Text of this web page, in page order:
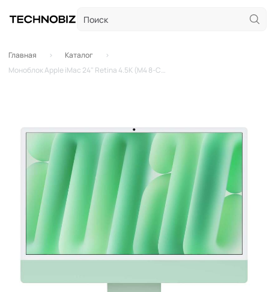
Главная
Каталог
Моноблок Apple iMac 24" Retina 4.5K (M4 8-Core, GPU 8-Core, 16GB, 256GB) Green